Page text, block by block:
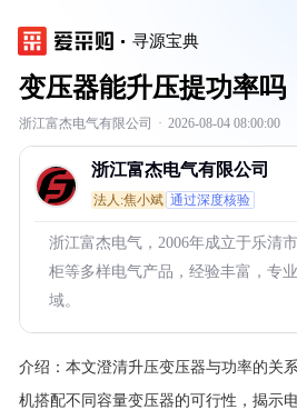
寻源宝典
变压器能升压提功率吗
浙江富杰电气有限公司 · 2026-08-04 08:00:00
浙江富杰电气有限公司
法人:焦小斌 通过深度核验
浙江富杰电气，2006年成立于乐清
柜等多样电气产品，经验丰富，专
域。
介绍： 本文澄清升压变压器与功率的关
机搭配不同容量变压器的可行性，揭示